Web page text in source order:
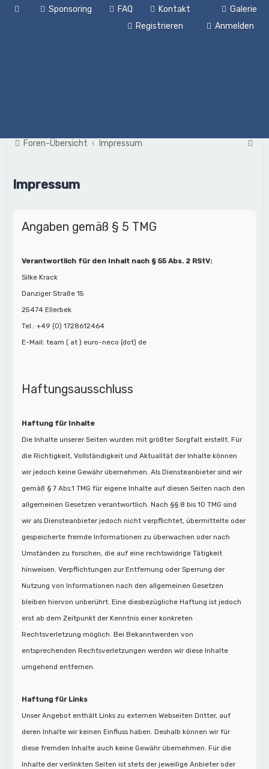
Galerie
Sponsoring FAQ
Kontakt
Anmelden
Registrieren
Foren-Übersicht Impressum
Impressum
Angaben gemäß § 5 TMG
Verantwortlich für den Inhalt nach § 55 Abs. 2 RStV:
Silke Krack
Danziger Straße 15
25474 Ellerbek
Tel.: +49 (0) 1728612464
E-Mail: team ( at ) euro-neco (dot) de
Haftungsausschluss
Haftung für Inhalte
Die Inhalte unserer Seiten wurden mit größter Sorgfalt erstellt. Für
die Richtigkeit, Vollständigkeit und Aktualität der Inhalte können
wir jedoch keine Gewähr übernehmen. Als Diensteanbieter sind wir
gemäß § 7 Abs.1 TMG für eigene Inhalte auf diesen Seiten nach den
allgemeinen Gesetzen verantwortlich. Nach §§ 8 bis 10 TMG sind
wir als Diensteanbieter jedoch nicht verpflichtet, übermittelte oder
gespeicherte fremde Informationen zu überwachen oder nach
Umständen zu forschen, die auf eine rechtswidrige Tätigkeit
hinweisen. Verpflichtungen zur Entfernung oder Sperrung der
Nutzung von Informationen nach den allgemeinen Gesetzen
bleiben hiervon unberührt. Eine diesbezügliche Haftung ist jedoch
erst ab dem Zeitpunkt der Kenntnis einer konkreten
Rechtsverletzung möglich. Bei Bekanntwerden von
entsprechenden Rechtsverletzungen werden wir diese Inhalte
umgehend entfernen.
Haftung für Links
Unser Angebot enthält Links zu externen Webseiten Dritter, auf
deren Inhalte wir keinen Einfluss haben. Deshalb können wir für
diese fremden Inhalte auch keine Gewähr übernehmen. Für die
Inhalte der verlinkten Seiten ist stets der jeweilige Anbieter oder